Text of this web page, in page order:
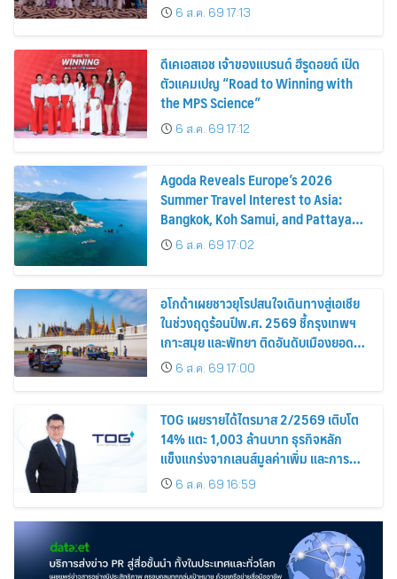
6 ส.ค. 69 17:13
ดีเคเอสเอช เจ้าของแบรนด์ ฮีรูดอยด์ เปิด
ตัวแคมเปญ “Road to Winning with
the MPS Science”
6 ส.ค. 69 17:12
Agoda Reveals Europe’s 2026
Summer Travel Interest to Asia:
Bangkok, Koh Samui, and Pattaya
Among the Top Cities
6 ส.ค. 69 17:02
อโกด้าเผยชาวยุโรปสนใจเดินทางสู่เอเชีย
ในช่วงฤดูร้อนปีพ.ศ. 2569 ชี้กรุงเทพฯ
เกาะสมุย และพัทยา ติดอันดับเมืองยอด
นิยม6 ส.ค. 69 17:00
TOG เผยรายได้ไตรมาส 2/2569 เติบโต
14% แตะ 1,003 ล้านบาท ธุรกิจหลัก
แข็งแกร่งจากเลนส์มูลค่าเพิ่ม และการ
ขยายตลาดต่างประเทศ พร้อมเดินหน้า
ลงทุนเพื่อการเติบโตระยะยาว
6 ส.ค. 69 16:59